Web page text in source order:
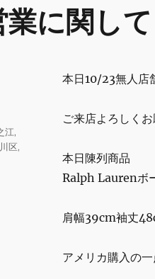
o
k
に関して
本日10/23無人店
ご来店よろしくお
本日陳列商品
Ralph Laurenボ
肩幅39cm袖丈
アメリカ購入の
江,
区,